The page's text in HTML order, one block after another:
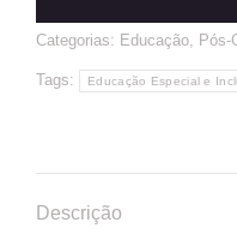
Categorias: Educação, Pós-
Tags: Educação Especial e
Descrição